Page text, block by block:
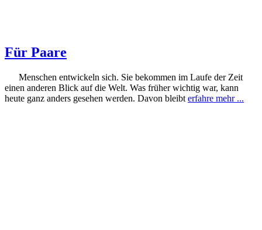
Für Paare
Menschen entwickeln sich. Sie bekommen im Laufe der Zeit
einen anderen Blick auf die Welt. Was früher wichtig war, kann
heute ganz anders gesehen werden. Davon bleibt erfahre mehr ...